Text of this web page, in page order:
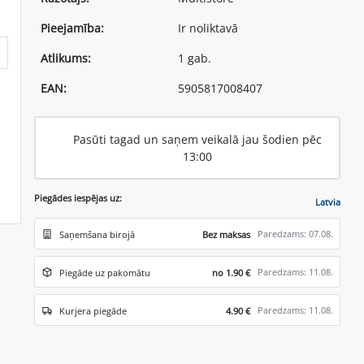
Pieejamība:
Ir noliktavā
Atlikums:
1 gab.
EAN:
5905817008407
Pasūti tagad un saņem veikalā jau šodien pēc
13:00
Piegādes iespējas uz: Latvia
Saņemšana birojā Bez maksas Paredzams: 07.08.
Piegāde uz pakomātu no 1.90 € Paredzams: 11.08.
Kurjera piegāde 4.90 € Paredzams: 11.08.